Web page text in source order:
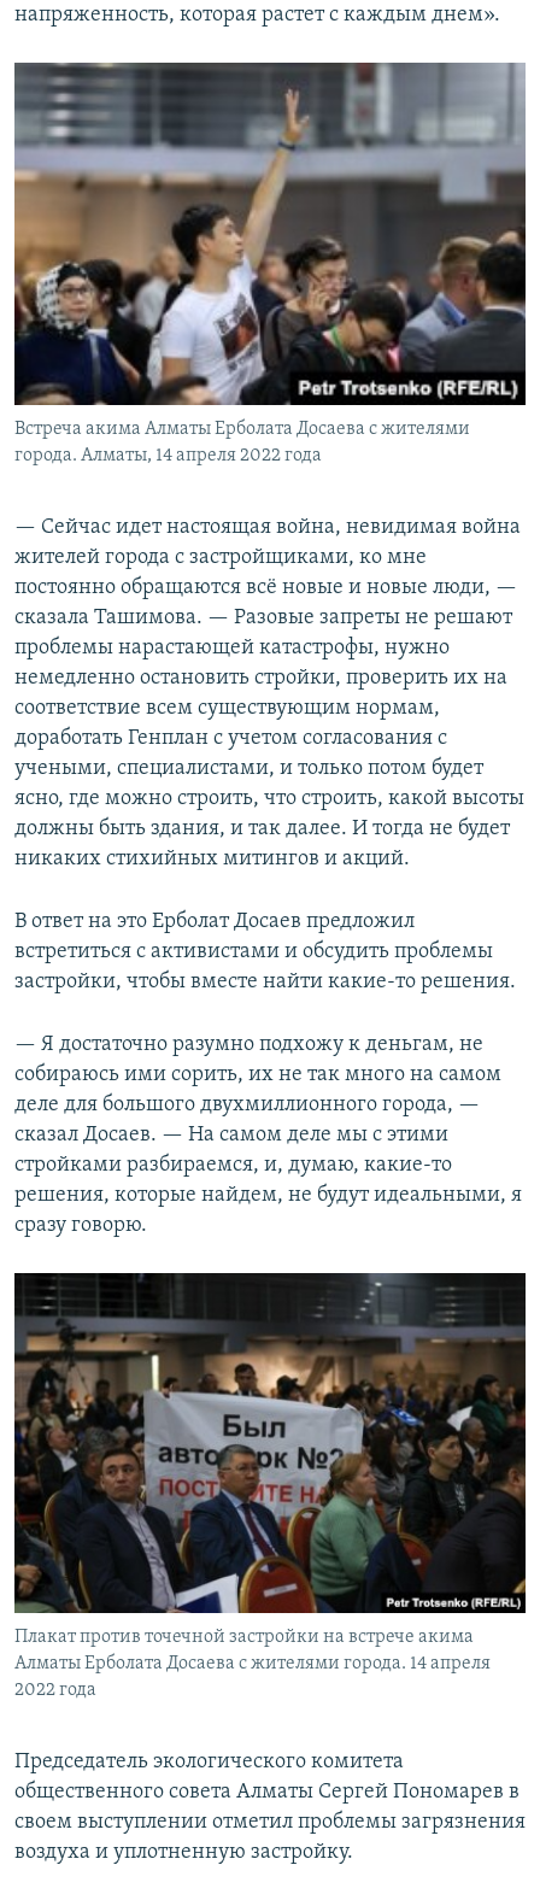
напряженность, которая растет с каждым днем».
Встреча акима Алматы Ерболата Досаева с жителями
города. Алматы, 14 апреля 2022 года
— Сейчас идет настоящая война, невидимая война
жителей города с застройщиками, ко мне
постоянно обращаются всё новые и новые люди, —
сказала Ташимова. — Разовые запреты не решают
проблемы нарастающей катастрофы, нужно
немедленно остановить стройки, проверить их на
соответствие всем существующим нормам,
доработать Генплан с учетом согласования с
учеными, специалистами, и только потом будет
ясно, где можно строить, что строить, какой высоты
должны быть здания, и так далее. И тогда не будет
никаких стихийных митингов и акций.
В ответ на это Ерболат Досаев предложил
встретиться с активистами и обсудить проблемы
застройки, чтобы вместе найти какие-то решения.
— Я достаточно разумно подхожу к деньгам, не
собираюсь ими сорить, их не так много на самом
деле для большого двухмиллионного города, —
сказал Досаев. — На самом деле мы с этими
стройками разбираемся, и, думаю, какие-то
решения, которые найдем, не будут идеальными, я
сразу говорю.
Плакат против точечной застройки на встрече акима
Алматы Ерболата Досаева с жителями города. 14 апреля
2022 года
Председатель экологического комитета
общественного совета Алматы Сергей Пономарев в
своем выступлении отметил проблемы загрязнения
воздуха и уплотненную застройку.